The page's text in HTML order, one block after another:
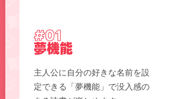
#01
夢機能
主人公に自分の好きな名前を設
定できる「夢機能」で没入感の